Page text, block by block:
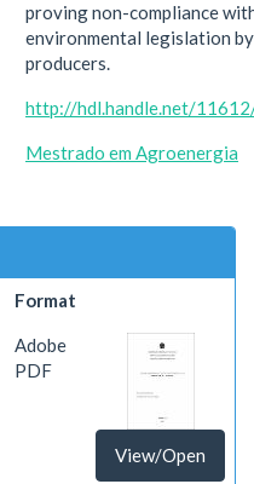
proving non-compliance
environmental legislation
producers.
http://hdl.handle.net/
Mestrado em Agroenergia
Format
Adobe
PDF
View/Open